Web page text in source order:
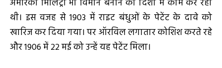
अमेरिकी मिलिट्री भी विमान बनाने की दिशा में काम कर रही
थी। इस वजह से 1903 में राइट बंधुओं के पेटेंट के दावे को
खारिज कर दिया गया। पर ऑरविल लगातार कोशिश करते रहे
और 1906 में 22 मई को उन्हें यह पेटेंट मिला।